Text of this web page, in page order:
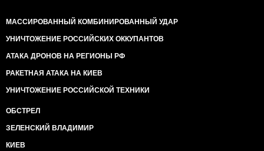
МАССИРОВАННЫЙ КОМБИНИРОВАННЫЙ УДАР
УНИЧТОЖЕНИЕ РОССИЙСКИХ ОККУПАНТОВ
АТАКА ДРОНОВ НА РЕГИОНЫ РФ
РАКЕТНАЯ АТАКА НА КИЕВ
УНИЧТОЖЕНИЕ РОССИЙСКОЙ ТЕХНИКИ
ОБСТРЕЛ
ЗЕЛЕНСКИЙ ВЛАДИМИР
КИЕВ